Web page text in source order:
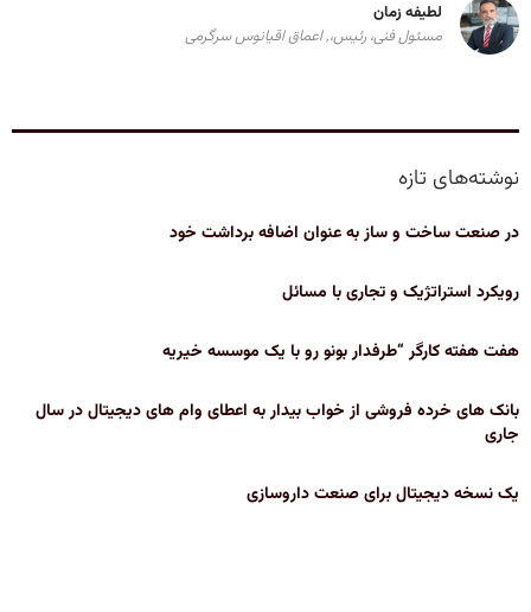
لطیفه زمان
مسئول فنی، رئیس،, اعماق اقیانوس سرگرمی
نوشته‌های تازه
در صنعت ساخت و ساز به عنوان اضافه برداشت خود
رویکرد استراتژیک و تجاری با مسائل
هفت هفته کارگر “طرفدار بونو رو با یک موسسه خیریه
بانک های خرده فروشی از خواب بیدار به اعطای وام های دیجیتال در سال
جاری
یک نسخه دیجیتال برای صنعت داروسازی